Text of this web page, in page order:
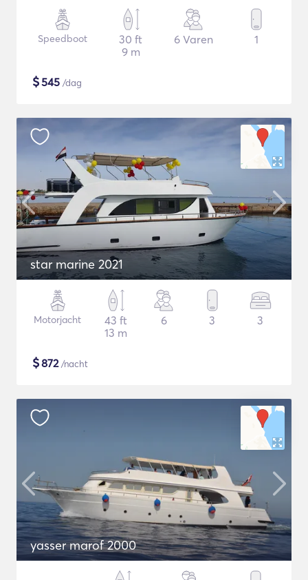
Speedboot
30 ft
9 m
6 Varen 1
$545 /dag
star marine 2021
Motorjacht
43 ft
13 m
6 3 3
$872/nacht
yasser marof 2000